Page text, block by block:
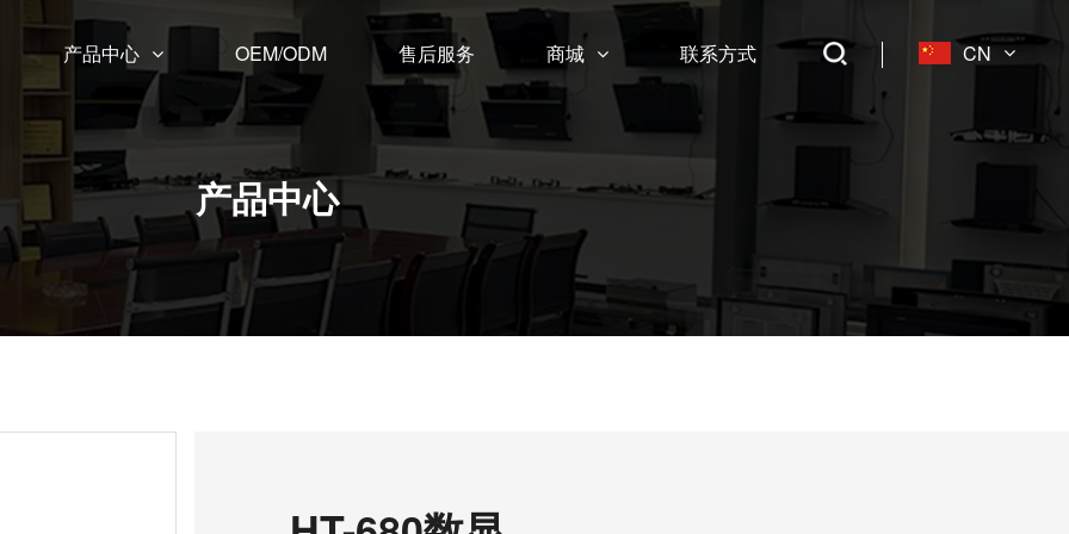
产品中心 OEM/ODM 售后服务 商城 联系方式 CN
产品中心